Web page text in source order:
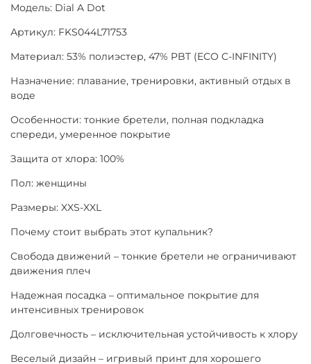
Модель: Dial A Dot
Артикул: FKS044L71753
Материал: 53% полиэстер, 47% PBT (ECO C-INFINITY)
Назначение: плавание, тренировки, активный отдых в
воде
Особенности: тонкие бретели, полная подкладка
спереди, умеренное покрытие
Защита от хлора: 100%
Пол: женщины
Размеры: XXS-XXL
Почему стоит выбрать этот купальник?
Свобода движений – тонкие бретели не ограничивают
движения плеч
Надежная посадка – оптимальное покрытие для
интенсивных тренировок
Долговечность – исключительная устойчивость к хлору
Веселый дизайн – игривый принт для хорошего